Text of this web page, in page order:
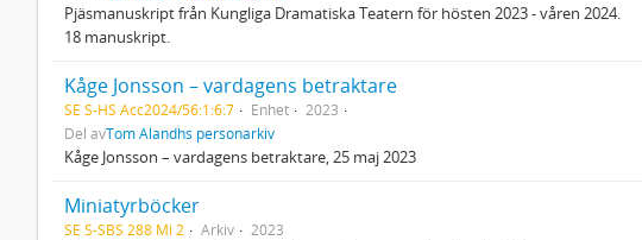
Pjäsmanuskript från Kungliga Dramatiska Teatern för hösten 2023 - våren 2024.
18 manuskript.
Kåge Jonsson – vardagens betraktare
SE S-HS Acc2024/56:1:6:7 Enhet
2023
Del avTom Alandhs personarkiv
Kåge Jonsson – vardagens betraktare, 25 maj 2023
Miniatyrböcker
SE S-SBS 288 Mi 2 Arkiv 2023